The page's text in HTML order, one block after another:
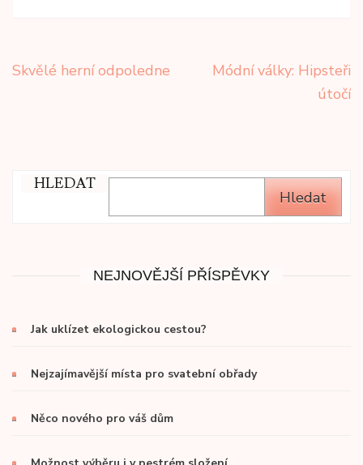
Navigace
Skvělé herní odpoledne
Módní války: Hipsteři
útočí
HLEDAT
Hledat
NEJNOVĚJŠÍ PŘÍSPĚVKY
Jak uklízet ekologickou cestou?
Nejzajímavější místa pro svatební obřady
Něco nového pro váš dům